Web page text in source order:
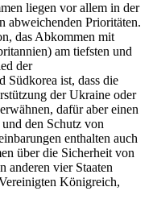
liegen vor allem in der
abweichenden Prioritäten.
das Abkommen mit
am tiefsten und
der
Südkorea ist, dass die
der Ukraine oder
dafür aber einen
den Schutz von
enthalten auch
über die Sicherheit von
anderen vier Staaten
Königreich,